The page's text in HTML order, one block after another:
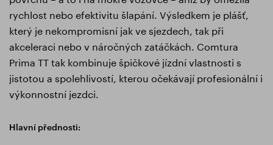
rychlost nebo efektivitu šlapání. Výsledkem je plášť,
který je nekompromisní jak ve sjezdech, tak při
akceleraci nebo v náročných zatáčkách. Comtura
Prima TT tak kombinuje špičkové jízdní vlastnosti s
jistotou a spolehlivostí, kterou očekávají profesionální i
výkonnostní jezdci.
Hlavní přednosti: